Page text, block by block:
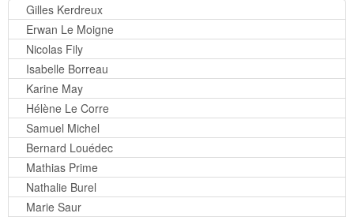
Gilles Kerdreux
Erwan Le Moigne
Nicolas Fily
Isabelle Borreau
Karine May
Hélène Le Corre
Samuel Michel
Bernard Louédec
Mathias Prime
Nathalie Burel
Marie Saur